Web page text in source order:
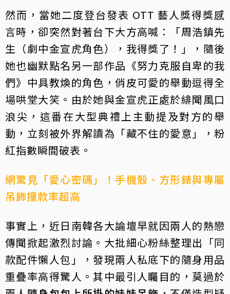
然而，當她二度登台發表 OTT 藝人獎得獎感
言時，卻突然對著台下大方高喊：「周浩鎮先
生（劇中金宣虎角色），我得獎了！」，隨後
她也幽默點名另一部作品《努力克服自卑的我
們》中具教煥的角色，俏皮可愛的舉動逗得全
場哄堂大笑。由於她與金宣虎正處於緋聞風口
浪尖，這番在大型典禮上主動提及對方的舉
動，立刻被外界解讀為「藏不住的愛意」，粉
紅指數瞬間破表。
網驚見「愛心密碼」！手機殼、方形錶與專屬
吊飾撞款率超高
事實上，近日南韓各大論壇早就因兩人的熱戀
傳聞掀起激烈討論。大批細心粉絲整理出「同
款配件懶人包」，發現兩人私底下的隨身用品
重疊率高得驚人。其中最引人矚目的，莫過於